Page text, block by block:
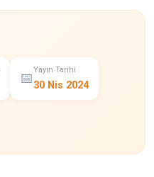
📅
Yayın Tarihi
30 Nis 2024